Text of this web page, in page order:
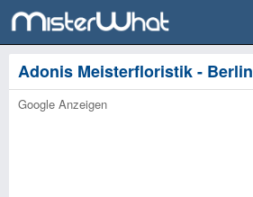
Adonis Meisterfloristik - Berlin
Google Anzeigen